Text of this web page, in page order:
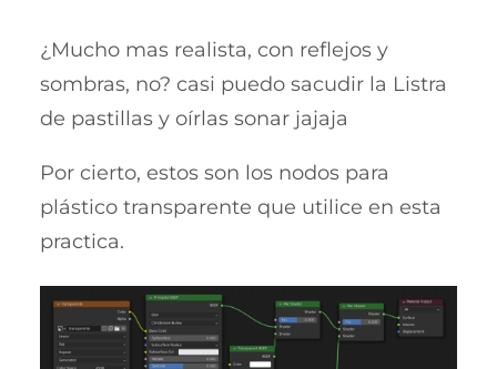
¿Mucho mas realista, con reflejos y
sombras, no? casi puedo sacudir la Listra
de pastillas y oírlas sonar jajaja
Por cierto, estos son los nodos para
plástico transparente que utilice en esta
practica.